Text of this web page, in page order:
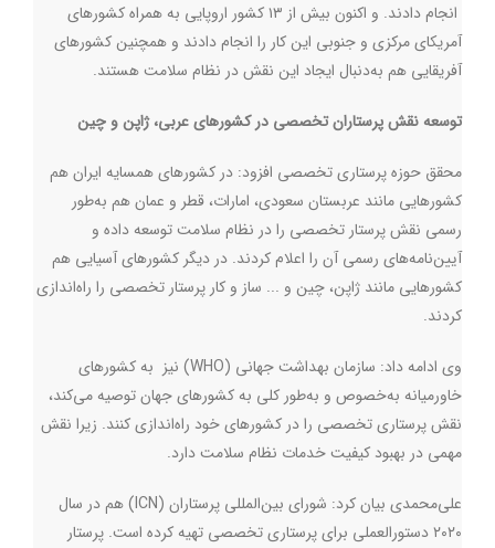
انجام دادند. و اکنون بیش از ۱۳ کشور اروپایی به همراه کشورهای
آمریکای مرکزی و جنوبی این کار را انجام دادند و همچنین کشورهای
آفریقایی هم به‌دنبال ایجاد این نقش در نظام سلامت هستند.
توسعه نقش پرستاران تخصصی در کشورهای عربی، ژاپن و چین
محقق حوزه پرستاری تخصصی افزود: در کشورهای همسایه ایران هم
کشورهایی مانند عربستان سعودی، امارات، قطر و عمان هم به‌طور
رسمی نقش پرستار تخصصی را در نظام سلامت توسعه داده و
آیین‌نامه‌های رسمی آن را اعلام کردند. در دیگر کشورهای آسیایی هم
کشورهایی مانند ژاپن، چین و ... ساز و کار پرستار تخصصی را راه‌اندازی
کردند.
وی ادامه داد: سازمان بهداشت جهانی (WHO) نیز به کشورهای
خاورمیانه به‌خصوص و به‌طور کلی به کشورهای جهان توصیه می‌کند،
نقش پرستاری تخصصی را در کشورهای خود راه‌اندازی کنند. زیرا نقش
مهمی در بهبود کیفیت خدمات نظام سلامت دارد.
علی‌محمدی بیان کرد:‌ شورای بین‌المللی پرستاران (ICN) هم در سال
۲۰۲۰ دستورالعملی برای پرستاری تخصصی تهیه کرده است. پرستار